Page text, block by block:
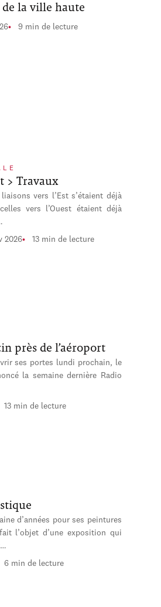
la ville haute
9 min de lecture
> Travaux
vers l’Est s’étaient déjà
vers l’Ouest étaient déjà
2026 13 min de lecture
près de l’aéroport
ses portes lundi prochain, le
la semaine dernière Radio
13 min de lecture
d’années pour ses peintures
l’objet d’une exposition qui
6 min de lecture